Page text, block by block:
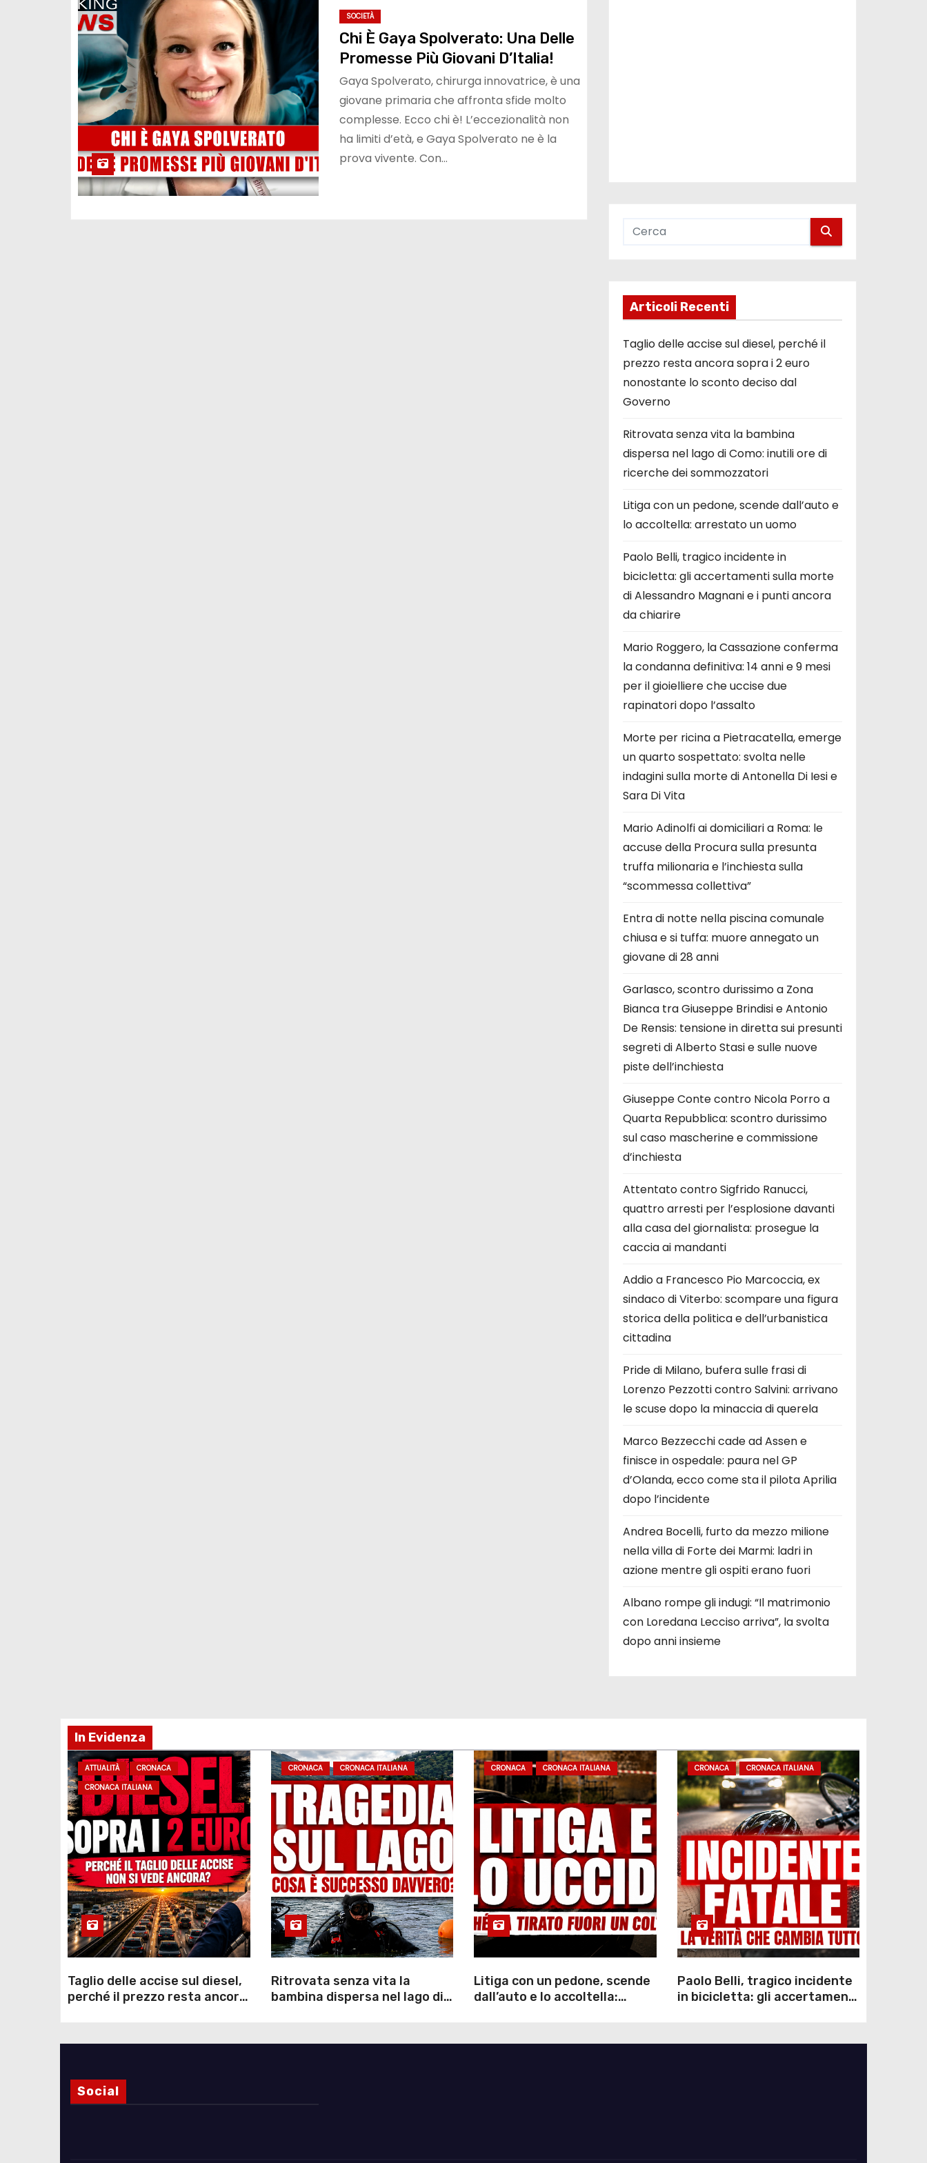
SOCIETÀ
Chi È Gaya Spolverato: Una Delle
Promesse Più Giovani D’Italia!
Gaya Spolverato, chirurga innovatrice, è una
giovane primaria che affronta sfide molto
complesse. Ecco chi è! L’eccezionalità non
ha limiti d’età, e Gaya Spolverato ne è la
prova vivente. Con…
Articoli Recenti
Taglio delle accise sul diesel, perché il
prezzo resta ancora sopra i 2 euro
nonostante lo sconto deciso dal
Governo
Ritrovata senza vita la bambina
dispersa nel lago di Como: inutili ore di
ricerche dei sommozzatori
Litiga con un pedone, scende dall’auto e
lo accoltella: arrestato un uomo
Paolo Belli, tragico incidente in
bicicletta: gli accertamenti sulla morte
di Alessandro Magnani e i punti ancora
da chiarire
Mario Roggero, la Cassazione conferma
la condanna definitiva: 14 anni e 9 mesi
per il gioielliere che uccise due
rapinatori dopo l’assalto
Morte per ricina a Pietracatella, emerge
un quarto sospettato: svolta nelle
indagini sulla morte di Antonella Di Iesi e
Sara Di Vita
Mario Adinolfi ai domiciliari a Roma: le
accuse della Procura sulla presunta
truffa milionaria e l’inchiesta sulla
“scommessa collettiva”
Entra di notte nella piscina comunale
chiusa e si tuffa: muore annegato un
giovane di 28 anni
Garlasco, scontro durissimo a Zona
Bianca tra Giuseppe Brindisi e Antonio
De Rensis: tensione in diretta sui presunti
segreti di Alberto Stasi e sulle nuove
piste dell’inchiesta
Giuseppe Conte contro Nicola Porro a
Quarta Repubblica: scontro durissimo
sul caso mascherine e commissione
d’inchiesta
Attentato contro Sigfrido Ranucci,
quattro arresti per l’esplosione davanti
alla casa del giornalista: prosegue la
caccia ai mandanti
Addio a Francesco Pio Marcoccia, ex
sindaco di Viterbo: scompare una figura
storica della politica e dell’urbanistica
cittadina
Pride di Milano, bufera sulle frasi di
Lorenzo Pezzotti contro Salvini: arrivano
le scuse dopo la minaccia di querela
Marco Bezzecchi cade ad Assen e
finisce in ospedale: paura nel GP
d’Olanda, ecco come sta il pilota Aprilia
dopo l’incidente
Andrea Bocelli, furto da mezzo milione
nella villa di Forte dei Marmi: ladri in
azione mentre gli ospiti erano fuori
Albano rompe gli indugi: “Il matrimonio
con Loredana Lecciso arriva”, la svolta
dopo anni insieme
In Evidenza
ATTUALITÀ
CRONACA
CRONACA ITALIANA
Taglio delle accise sul diesel,
perché il prezzo resta ancora
CRONACA CRONACA ITALIANA
Ritrovata senza vita la
bambina dispersa nel lago di
CRONACA CRONACA ITALIANA
Litiga con un pedone, scende
dall’auto e lo accoltella:
CRONACA CRONACA ITALIANA
Paolo Belli, tragico incidente
in bicicletta: gli accertamenti
chiarire
Social